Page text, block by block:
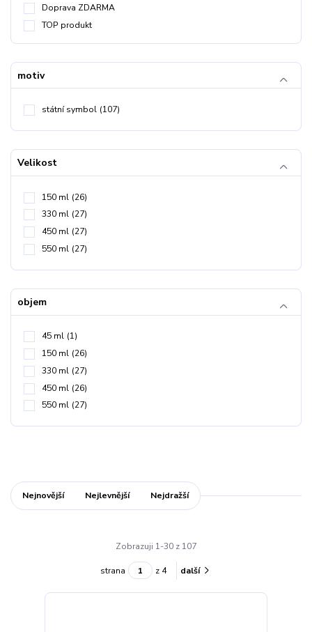
Doprava ZDARMA
TOP produkt
motiv
státní symbol (107)
Velikost
150 ml (26)
330 ml (27)
450 ml (27)
550 ml (27)
objem
45 ml (1)
150 ml (26)
330 ml (27)
450 ml (26)
550 ml (27)
Nejnovější Nejlevnější Nejdražší
Zobrazuji 1-30 z 107
strana z 4 další